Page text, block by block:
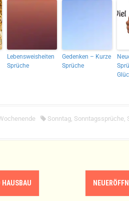
Lebensweisheiten
Sprüche
Gedenken – Kurze
Sprüche
Sonntag, Sonntagssprüche,
HAUSBAU